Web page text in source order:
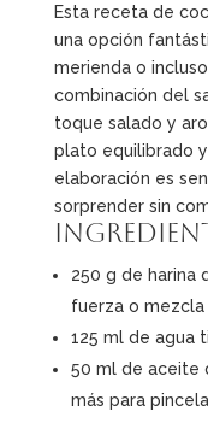
Esta receta de
una opción
merienda o
combinación del
toque salado y
plato equilibrado
elaboración es
sorprender sin
250 g de harina
fuerza o mezcla
125 ml de agua
50 ml de aceite
más para